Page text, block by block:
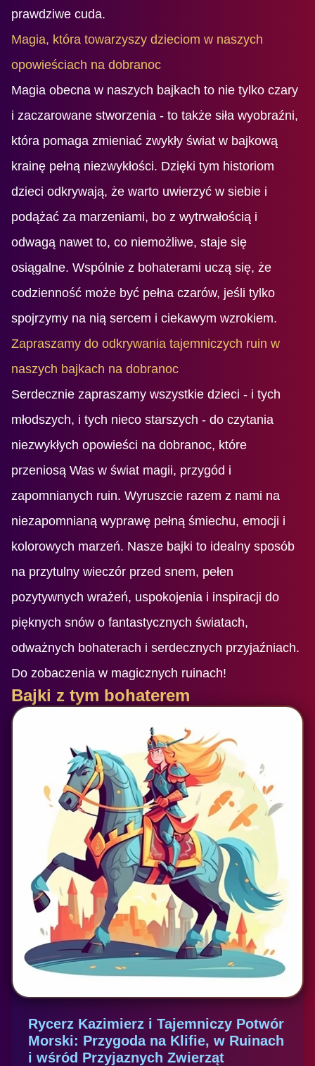
prawdziwe cuda.
Magia, która towarzyszy dzieciom w naszych
opowieściach na dobranoc
Magia obecna w naszych bajkach to nie tylko czary
i zaczarowane stworzenia - to także siła wyobraźni,
która pomaga zmieniać zwykły świat w bajkową
krainę pełną niezwykłości. Dzięki tym historiom
dzieci odkrywają, że warto uwierzyć w siebie i
podążać za marzeniami, bo z wytrwałością i
odwagą nawet to, co niemożliwe, staje się
osiągalne. Wspólnie z bohaterami uczą się, że
codzienność może być pełna czarów, jeśli tylko
spojrzymy na nią sercem i ciekawym wzrokiem.
Zapraszamy do odkrywania tajemniczych ruin w
naszych bajkach na dobranoc
Serdecznie zapraszamy wszystkie dzieci - i tych
młodszych, i tych nieco starszych - do czytania
niezwykłych opowieści na dobranoc, które
przeniosą Was w świat magii, przygód i
zapomnianych ruin. Wyruszcie razem z nami na
niezapomnianą wyprawę pełną śmiechu, emocji i
kolorowych marzeń. Nasze bajki to idealny sposób
na przytulny wieczór przed snem, pełen
pozytywnych wrażeń, uspokojenia i inspiracji do
pięknych snów o fantastycznych światach,
odważnych bohaterach i serdecznych przyjaźniach.
Do zobaczenia w magicznych ruinach!
Bajki z tym bohaterem
Rycerz Kazimierz i Tajemniczy Potwór
Morski: Przygoda na Klifie, w Ruinach
i wśród Przyjaznych Zwierząt